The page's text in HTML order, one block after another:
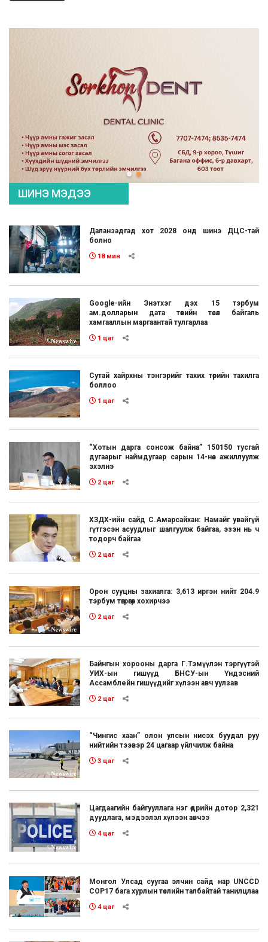
ШИНЭ МЭДЭЭ
Даланзадгад хот 2028 онд шинэ ДЦС-тай
болно
18 мин
Google-ийн Энэтхэг дэх 15 тэрбум
ам.долларын дата төвийн төсөл байгаль
хамгааллын маргаантай тулгарлаа
1 цаг
Сутай хайрхны тэнгэрийг тахих төрийн тахилга
боллоо
1 цаг
“Хотын дарга сонсож байна” 150150 тусгай
дугаарыг наймдугаар сарын 14-нөөс ажиллуулж
эхэлнэ
2 цаг
ХЗДХ-ийн сайд С.Амарсайхан: Намайг увайгүй
гүтгэсэн асуудлыг шалгуулж байгаа, эзэн нь ч
тодорч байгаа
2 цаг
Орон сууцны захиалга: 3,613 иргэн нийт 204.9
тэрбум төгрөгөөр хохирчээ
2 цаг
Байнгын хорооны дарга Г.Тэмүүлэн тэргүүтэй
УИХ-ын гишүүд БНСУ-ын Үндэсний
Ассамблейн гишүүдийг хүлээн авч уулзав
2 цаг
“Чингис хаан” олон улсын нисэх буудал руу
нийтийн тээвэр 24 цагаар үйлчилж байна
3 цаг
Цагдаагийн байгууллага нэг өдрийн дотор 2,321
дуудлага, мэдээлэл хүлээн авчээ
4 цаг
Монгол Улсад суугаа элчин сайд нар UNCCD
COP17 бага хурлын төслийн талбайтай танилцлаа
4 цаг